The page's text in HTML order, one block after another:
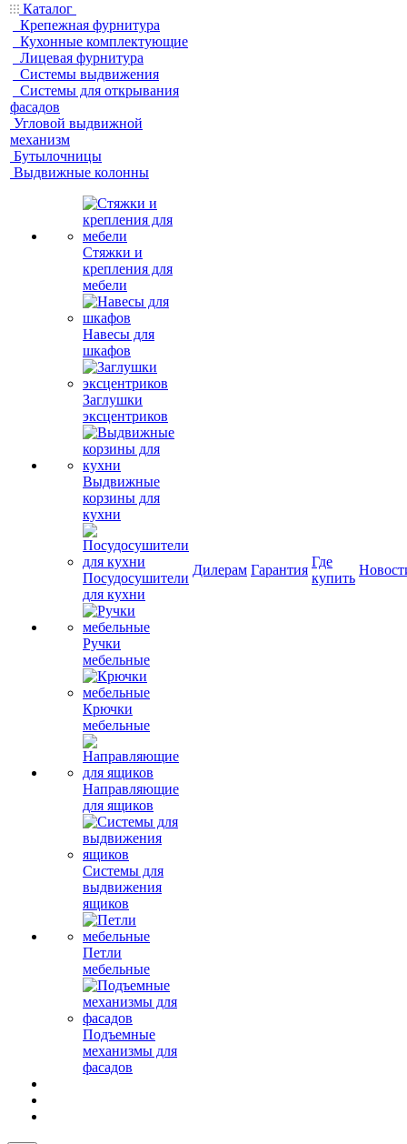
Каталог
Крепежная фурнитура
Кухонные комплектующие
Лицевая фурнитура
Системы выдвижения
Системы для открывания
фасадов
Угловой выдвижной
механизм
Бутылочницы
Выдвижные колонны
Стяжки и
крепления для
мебели
Навесы для
шкафов
Заглушки
эксцентриков
Выдвижные
корзины для
кухни
Посудосушители
для кухни
Ручки
мебельные
Крючки
мебельные
Направляющие
для ящиков
Системы для
выдвижения
ящиков
Петли
мебельные
Подъемные
механизмы для
фасадов
Дилерам Гарантия
Где
купить